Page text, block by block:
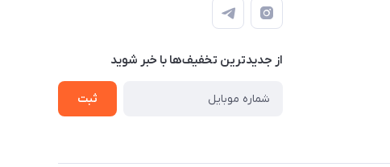
از جدید‌ترین تخفیف‌ها با‌ خبر شوید
ثبت